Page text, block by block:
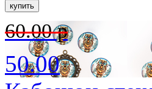
60.00 р
50.00